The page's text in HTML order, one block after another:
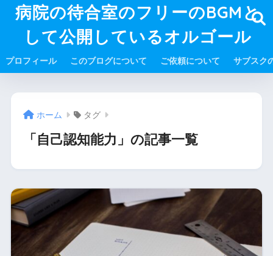
病院の待合室のフリーのBGMと
して公開しているオルゴール
プロフィール このブログについて ご依頼について サブスク
ホーム タグ
「自己認知能力」の記事一覧